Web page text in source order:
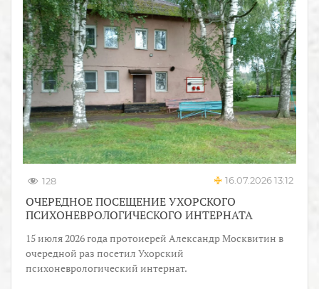
128 16.07.2026 13:12
ОЧЕРЕДНОЕ ПОСЕЩЕНИЕ УХОРСКОГО
ПСИХОНЕВРОЛОГИЧЕСКОГО ИНТЕРНАТА
15 июля 2026 года протоиерей Александр Москвитин в
очередной раз посетил Ухорский
психоневрологический интернат.